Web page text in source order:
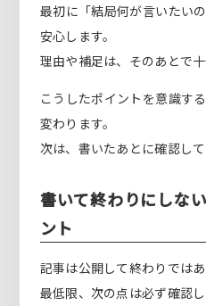
最初に「結局何が言いたい
安心します。
理由や補足は、そのあとで十
こうしたポイントを意識す
変わります。
次は、書いたあとに確認し
書いて終わりにしな
ント
記事は公開して終わりではあ
最低限、次の点は必ず確認し